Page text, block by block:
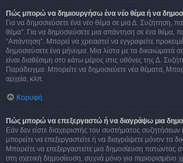
Πώς μπορώ να δημιουργήσω ένα νέο θέμα ή να
Για να δημοσιεύσετε ένα νέο θέμα σε μια Δ. Συζήτηση,
θέμα”. Για να δημοσιεύσετε μια απάντηση σε ένα θέμα,
“Απάντηση”. Μπορεί να χρειαστεί να εγγραφείτε
δημοσιεύσετε ένα μήνυμα. Μια λίστα με τα δικαιώματά
είναι διαθέσιμη στο κάτω μέρος στις οθόνες της Δ.
Παράδειγμα: Μπορείτε να δημοσιεύετε νέα θέματα,
αρχεία, κλπ.
Κορυφή
Πώς μπορώ να επεξεργαστώ ή να διαγράψω μια
Εάν δεν είστε διαχειριστής του συστήματος συζητήσεων
μπορείτε να επεξεργαστείτε ή να διαγράψετε μόνον τα
Μπορείτε να επεξεργαστείτε μια δημοσίευση πατώντας
στη σχετική δημοσίευση, συχνά μόνο για περιορισμένο